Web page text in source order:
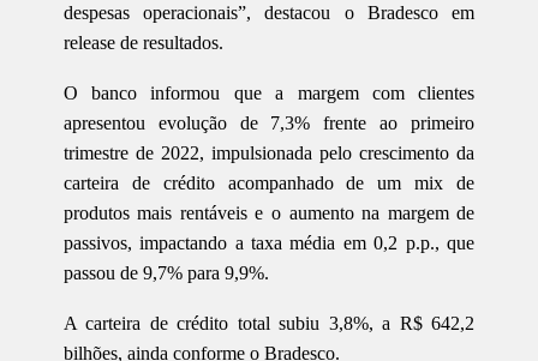
despesas operacionais”, destacou o Bradesco em
release de resultados.
O banco informou que a margem com clientes
apresentou evolução de 7,3% frente ao primeiro
trimestre de 2022, impulsionada pelo crescimento da
carteira de crédito acompanhado de um mix de
produtos mais rentáveis e o aumento na margem de
passivos, impactando a taxa média em 0,2 p.p., que
passou de 9,7% para 9,9%.
A carteira de crédito total subiu 3,8%, a R$ 642,2
bilhões, ainda conforme o Bradesco.